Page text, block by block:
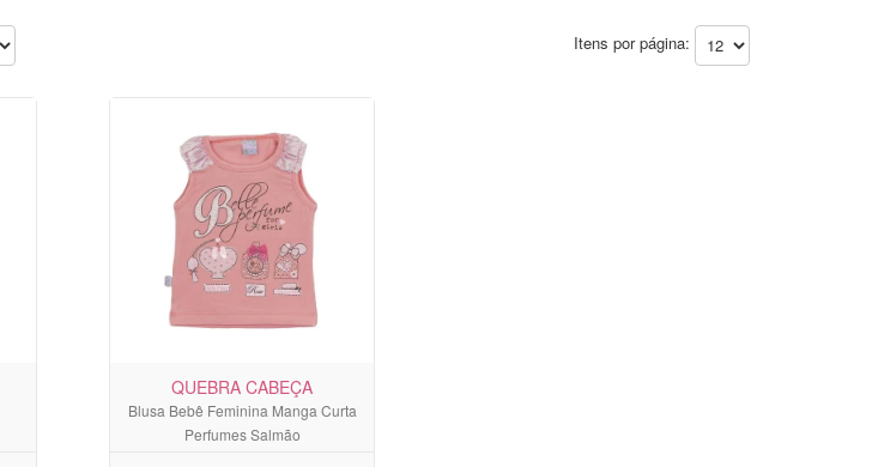
Itens por página:
QUEBRA CABEÇA
Blusa Bebê Feminina Manga Curta
Perfumes Salmão